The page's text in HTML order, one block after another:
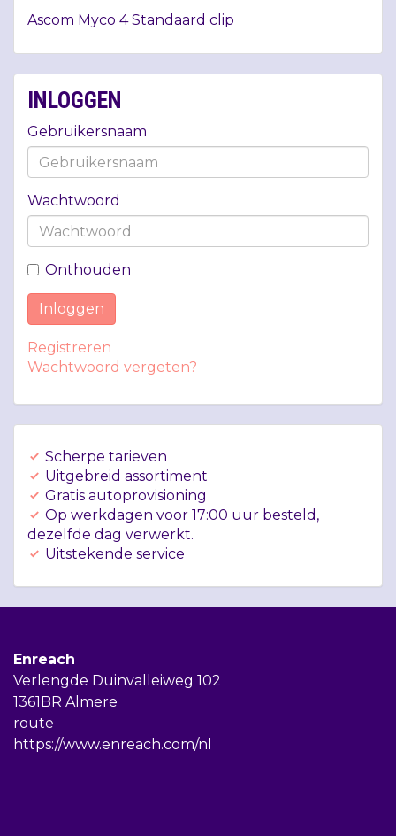
Ascom Myco 4 Standaard clip
INLOGGEN
Gebruikersnaam
Wachtwoord
Onthouden
Inloggen
Registreren
Wachtwoord vergeten?
Scherpe tarieven
Uitgebreid assortiment
Gratis autoprovisioning
Op werkdagen voor 17:00 uur besteld,
dezelfde dag verwerkt.
Uitstekende service
Enreach
Verlengde Duinvalleiweg 102
1361BR Almere
route
https://www.enreach.com/nl